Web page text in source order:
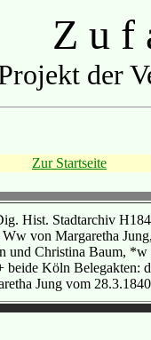
Z u f
der
Zur Startseite
Hist. Stadtarchiv
von Margaretha
und Christina Baum, *w
beide Köln Belegakten:
Jung vom 28.3.1840